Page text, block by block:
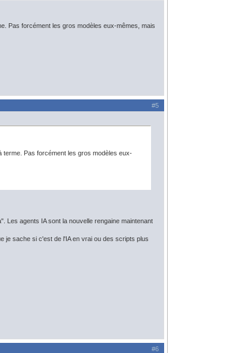
Pas forcément les gros modèles eux-mêmes, mais
#5
terme. Pas forcément les gros modèles eux-
Les agents IA sont la nouvelle rengaine maintenant
je sache si c'est de l'IA en vrai ou des scripts plus
#6